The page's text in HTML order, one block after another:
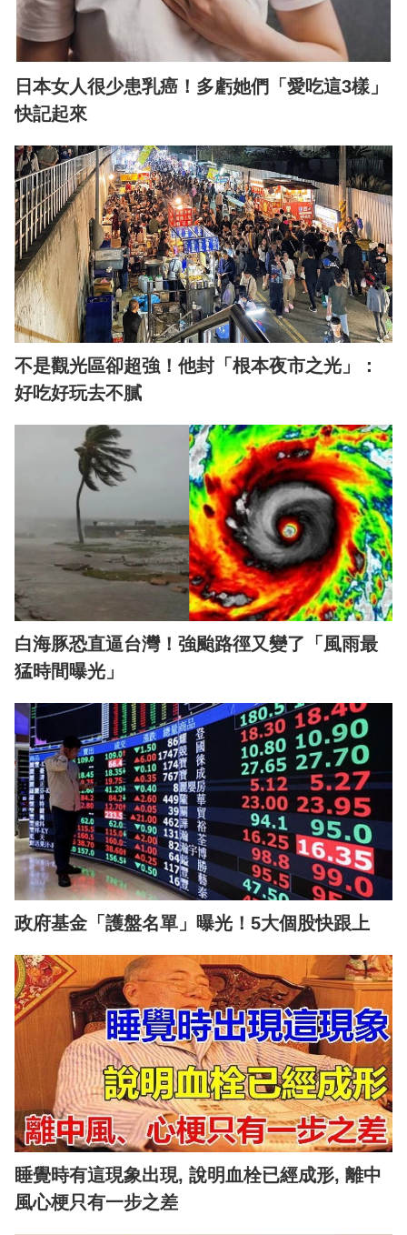
日本女人很少患乳癌！多虧她們「愛吃這3樣」
快記起來
不是觀光區卻超強！他封「根本夜市之光」：
好吃好玩去不膩
白海豚恐直逼台灣！強颱路徑又變了「風雨最
猛時間曝光」
政府基金「護盤名單」曝光！5大個股快跟上
睡覺時有這現象出現, 說明血栓已經成形, 離中
風心梗只有一步之差